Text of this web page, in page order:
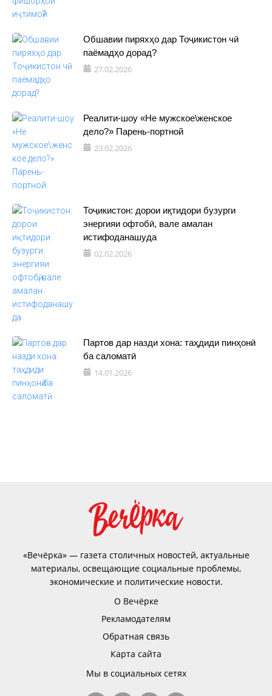
Обшавии пиряхҳо дар Тоҷикистон чӣ
паёмадҳо дорад?
27.02.2026
Реалити-шоу «Не мужское\женское
дело?» Парень-портной
23.02.2026
Тоҷикистон: дорои иқтидори бузурги
энергияи офтобӣ, вале амалан
истифоданашуда
02.02.2026
Партов дар назди хона: таҳдиди пинҳонӣ
ба саломатӣ
14.01.2026
«Вечёрка» — газета столичных новостей, актуальные
материалы, освещающие социальные проблемы,
экономические и политические новости.
О Вечёрке
Рекламодателям
Обратная связь
Карта сайта
Мы в социальных сетях